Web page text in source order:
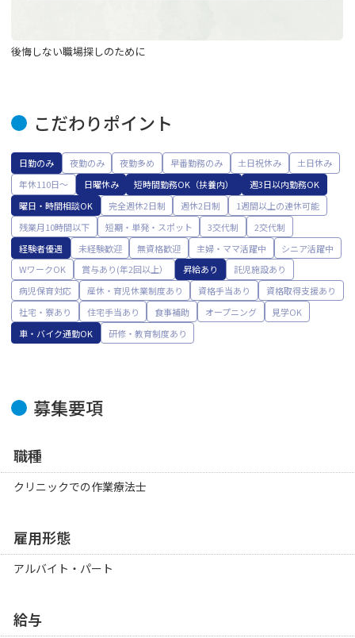
後悔しない職場探しのために
こだわりポイント
日勤のみ 夜勤のみ 夜勤多め 早番勤務のみ 土日祝休み
土日休み
年休110日〜
日曜休み 短時間勤務OK（扶養内）
週3日以内勤務OK
曜日・時間相談OK
完全週休2日制 週休2日制
1週間以上の連休可能
残業月10時間以下
短期・単発・スポット 3交代制
2交代制
経験者優遇
未経験歓迎 無資格歓迎 主婦・ママ活躍中
シニア活躍中
WワークOK
賞与あり(年2回以上） 昇給あり
託児施設あり
病児保育対応
産休・育児休業制度あり 資格手当あり
資格取得支援あり
社宅・寮あり
住宅手当あり 食事補助 オープニング
見学OK
車・バイク通勤OK
研修・教育制度あり
募集要項
職種
クリニックでの作業療法士
雇用形態
アルバイト・パート
給与